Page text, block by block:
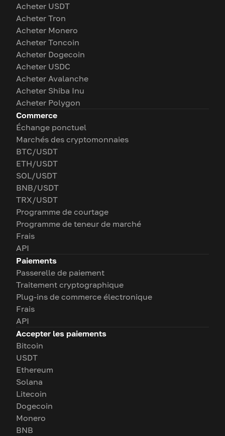
Acheter USDT
Acheter Tron
Acheter Monero
Acheter Toncoin
Acheter Dogecoin
Acheter USDC
Acheter Avalanche
Acheter Shiba Inu
Acheter Polygon
Commerce
Échange ponctuel
Marchés des cryptomonnaies
BTC/USDT
ETH/USDT
SOL/USDT
BNB/USDT
TRX/USDT
Programme de courtage
Programme de teneur de marché
Frais
API
Paiements
Passerelle de paiement
Traitement cryptographique
Plug-ins de commerce électronique
Frais
API
Accepter les paiements
Bitcoin
USDT
Ethereum
Solana
Litecoin
Dogecoin
Monero
BNB